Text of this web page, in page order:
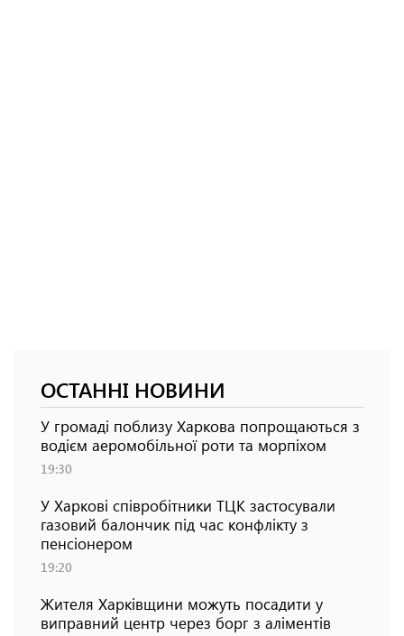
ОСТАННІ НОВИНИ
У громаді поблизу Харкова попрощаються з
водієм аеромобільної роти та морпіхом
19:30
У Харкові співробітники ТЦК застосували
газовий балончик під час конфлікту з
пенсіонером
19:20
Жителя Харківщини можуть посадити у
виправний центр через борг з аліментів